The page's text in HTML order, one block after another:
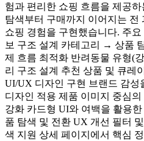
험과 편리한 쇼핑 흐름을 제공
탐색부터 구매까지 이어지는 전
쇼핑 경험을 구현했습니다. 주
보 구조 설계 카테고리 → 상품
제 흐름 최적화 반려동물 유형(
리 구조 설계 추천 상품 및 큐레
UI/UX 디자인 구현 브랜드 감성
디자인 적용 제품 이미지 중심
강화 카드형 UI와 여백을 활용
품 탐색 및 전환 UX 개선 필터
색 지원 상세 페이지에서 핵심